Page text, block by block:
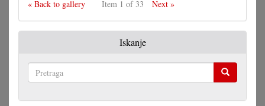
« Back to gallery
Item 1 of 33 Next »
Iskanje